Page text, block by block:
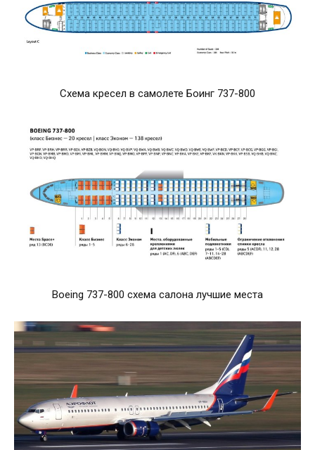
Схема кресел в самолете Боинг 737-800
Boeing 737-800 схема салона лучшие места